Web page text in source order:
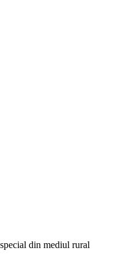
din mediul rural